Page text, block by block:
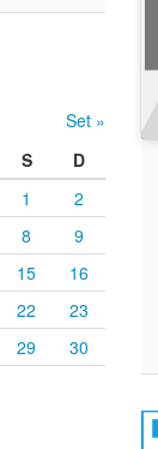
Set »
S
D
1
2
8
9
15
16
22
23
29
30